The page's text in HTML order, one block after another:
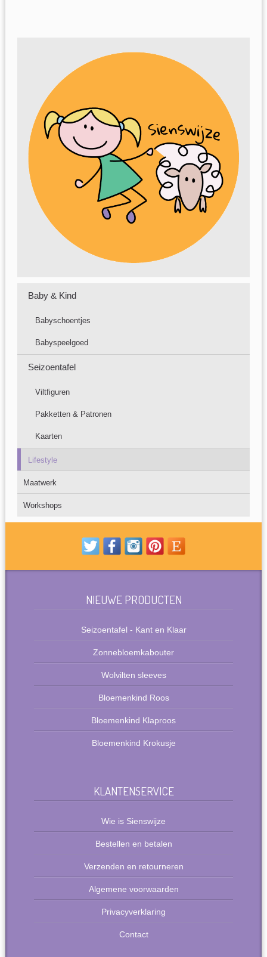
Baby & Kind
Babyschoentjes
Babyspeelgoed
Seizoentafel
Viltfiguren
Pakketten & Patronen
Kaarten
Lifestyle
Maatwerk
Workshops
NIEUWE PRODUCTEN
Seizoentafel - Kant en Klaar
Zonnebloemkabouter
Wolvilten sleeves
Bloemenkind Roos
Bloemenkind Klaproos
Bloemenkind Krokusje
KLANTENSERVICE
Wie is Sienswijze
Bestellen en betalen
Verzenden en retourneren
Algemene voorwaarden
Privacyverklaring
Contact